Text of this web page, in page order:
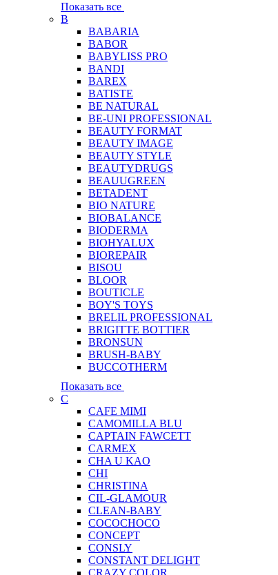
Показать все
B
BABARIA
BABOR
BABYLISS PRO
BANDI
BAREX
BATISTE
BE NATURAL
BE-UNI PROFESSIONAL
BEAUTY FORMAT
BEAUTY IMAGE
BEAUTY STYLE
BEAUTYDRUGS
BEAUUGREEN
BETADENT
BIO NATURE
BIOBALANCE
BIODERMA
BIOHYALUX
BIOREPAIR
BISOU
BLOOR
BOUTICLE
BOY'S TOYS
BRELIL PROFESSIONAL
BRIGITTE BOTTIER
BRONSUN
BRUSH-BABY
BUCCOTHERM
Показать все
C
CAFE MIMI
CAMOMILLA BLU
CAPTAIN FAWCETT
CARMEX
CHA U KAO
CHI
CHRISTINA
CIL-GLAMOUR
CLEAN-BABY
COCOCHOCO
CONCEPT
CONSLY
CONSTANT DELIGHT
CRAZY COLOR